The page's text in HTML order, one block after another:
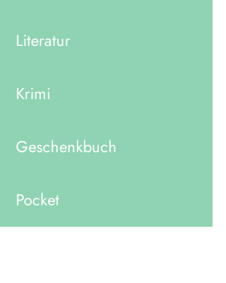
Literatur
Krimi
Geschenkbuch
Pocket